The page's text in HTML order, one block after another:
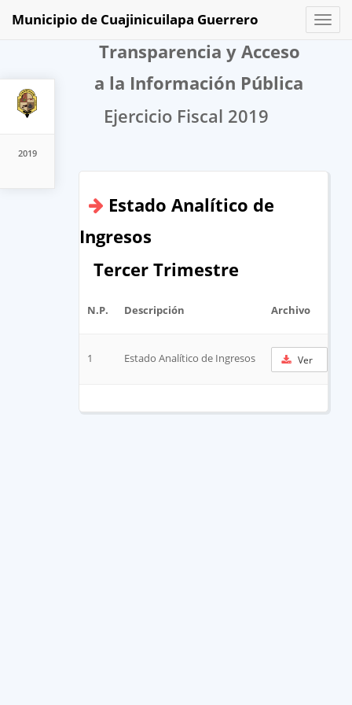
2019
Toggle
Municipio de Cuajinicuilapa Guerrero
Transparencia y Acceso
a la Información Pública
Ejercicio Fiscal 2019
Estado Analítico de
Ingresos
Tercer Trimestre
N.P. Descripción Archivo
1 Estado Analítico de Ingresos Ver